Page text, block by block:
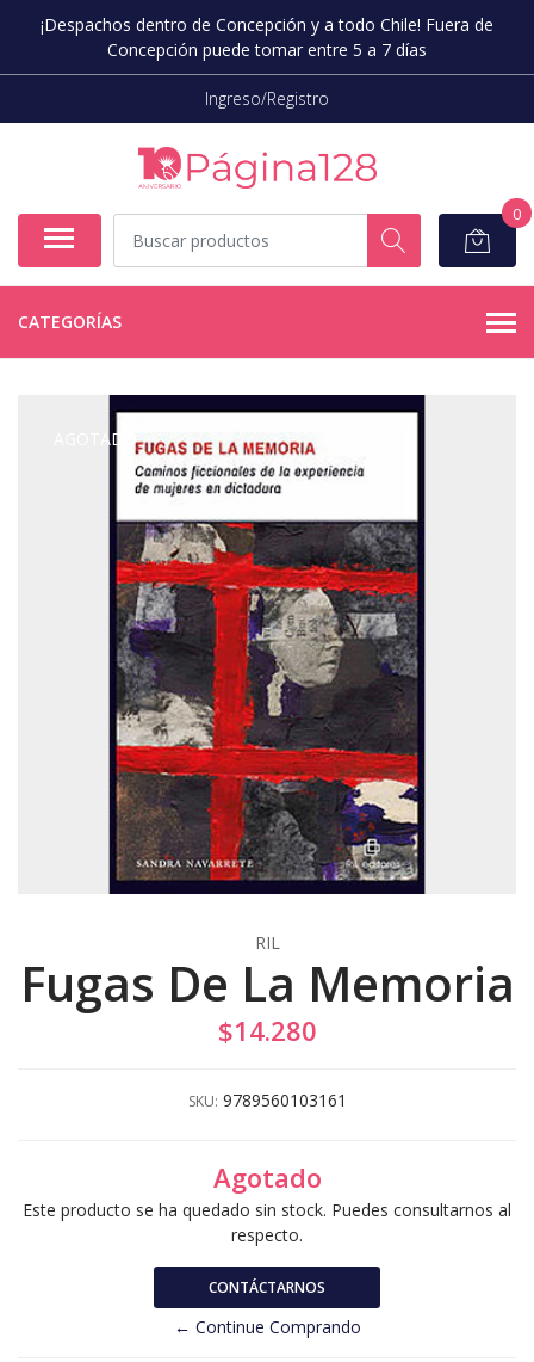
¡Despachos dentro de Concepción y a todo Chile! Fuera de
Concepción puede tomar entre 5 a 7 días
Ingreso/Registro
0
CATEGORÍAS
AGOTADO
RIL
Fugas De La Memoria
$14.280
SKU: 9789560103161
Agotado
Este producto se ha quedado sin stock. Puedes consultarnos al
respecto.
CONTÁCTARNOS
← Continue Comprando